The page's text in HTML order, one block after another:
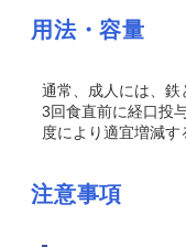
用法・容量
通常、成人には、
3回食直前に経口投
度により適宜増減す
注意事項